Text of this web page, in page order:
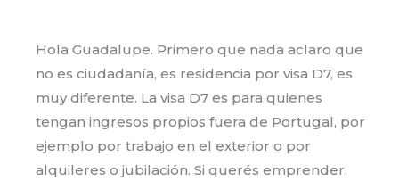
Hola Guadalupe. Primero que nada aclaro que
no es ciudadanía, es residencia por visa D7, es
muy diferente. La visa D7 es para quienes
tengan ingresos propios fuera de Portugal, por
ejemplo por trabajo en el exterior o por
alquileres o jubilación. Si querés emprender,